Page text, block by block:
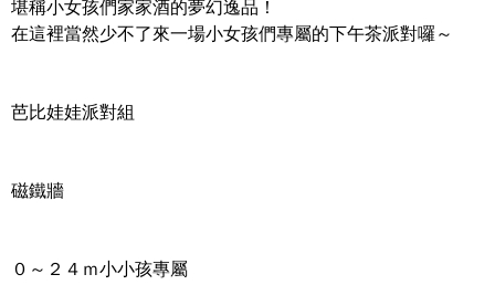
堪稱小女孩們家家酒的夢幻逸品！
在這裡當然少不了來一場小女孩們專屬的下午茶派對囉～
芭比娃娃派對組
磁鐵牆
０～２４ｍ小小孩專屬